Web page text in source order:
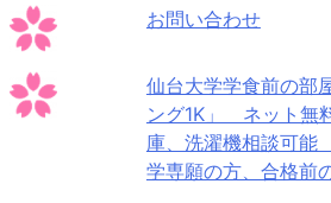
お問い合わせ
仙台大学学食前の部
ング1K」 ネット無
庫、洗濯機相談可
学専願の方、合格前